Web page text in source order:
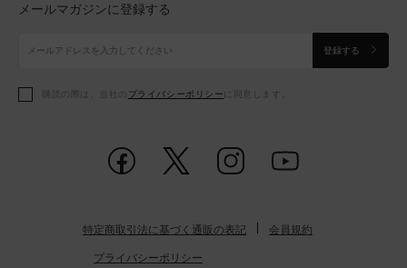
アクセサリー
アクセサリー
シューズ
アクセサリー
シューズ
メールマガジンに登録する
登録する
購読の際は、当社の プライバシーポリシー に同意します。
特定商取引法に基づく通販の表記 会員規約
プライバシーポリシー